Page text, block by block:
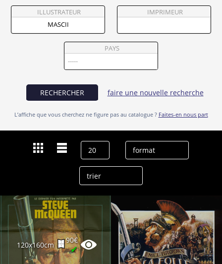
Vendre
ILLUSTRATEUR IMPRIMEUR
PAYS
RECHERCHER faire une nouvelle recherche
L’affiche que vous cherchez ne figure pas au catalogue ? Faites-en nous part
120x160cm
90€
✔